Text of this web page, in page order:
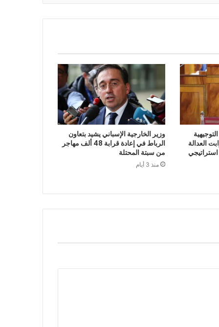
2027 أن ثوابت العدالة
استراتيجي
وزير الخارجية الإسباني يشيد بتعاون
الرباط في إعادة قرابة 48 ألف مهاجر
من سبتة المحتلة
منذ 3 أيام